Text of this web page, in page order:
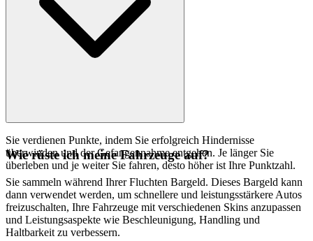
Sie verdienen Punkte, indem Sie erfolgreich Hindernisse
überwinden und der Gefangennahme entgehen. Je länger Sie
überleben und je weiter Sie fahren, desto höher ist Ihre Punktzahl.
Wie rüste ich meine Fahrzeuge auf?
Sie sammeln während Ihrer Fluchten Bargeld. Dieses Bargeld kann
dann verwendet werden, um schnellere und leistungsstärkere Autos
freizuschalten, Ihre Fahrzeuge mit verschiedenen Skins anzupassen
und Leistungsaspekte wie Beschleunigung, Handling und
Haltbarkeit zu verbessern.